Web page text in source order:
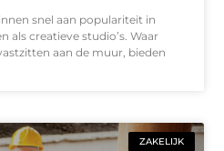
snel aan populariteit in
als creatieve studio’s. Waar
aan de muur, bieden
ZAKELIJK